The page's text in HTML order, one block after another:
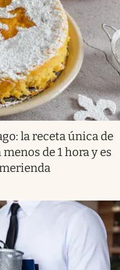
la receta única de
de 1 hora y es